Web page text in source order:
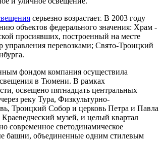
серьезно возрастает. В 2003 году
объектов федерального значения: Храм -
просиявших, построенный на месте
управления перевозками; Свято-Троицкий
фондом компания осуществила
в Тюмени. В рамках
освещено пятнадцать центральных
реку Тура, Физкультурно-
Троицкий Собор и церковь Петра и Павла
музей, и целый квартал
современное светодинамическое
башни, объединенные одним стилевым